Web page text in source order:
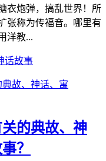
衣炮弹，搞乱世界！所
张称为传福音。哪里有
洋教...
话故事
的典故、神
？